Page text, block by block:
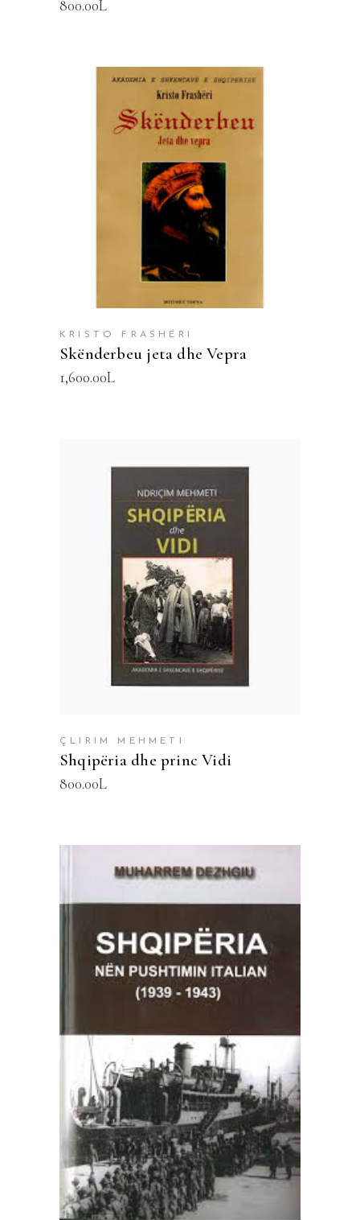
800.00L
SHTOJE NË SHPORTË
KRISTO FRASHËRI
Skënderbeu jeta dhe Vepra
1,600.00L
SHTOJE NË SHPORTË
ÇLIRIM MEHMETI
Shqipëria dhe princ Vidi
800.00L
SHTOJE NË SHPORTË